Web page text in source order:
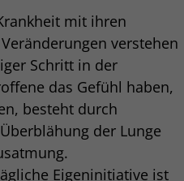
mit ihren
verstehen
Schritt in der
das Gefühl haben,
besteht durch
der Lunge
Eigeninitiative ist